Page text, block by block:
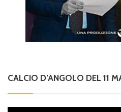
CALCIO D’ANGOLO DEL 11